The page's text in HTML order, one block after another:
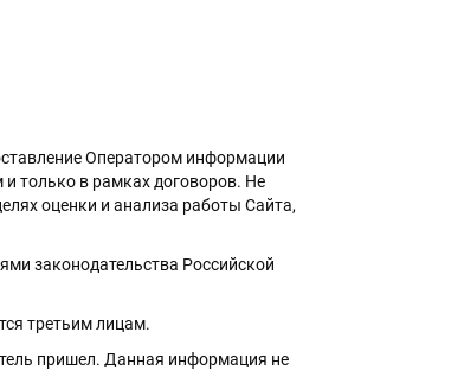
Оператором информации
только в рамках договоров. Не
оценки и анализа работы Сайта,
законодательства Российской
третьим лицам.
пришел. Данная информация не